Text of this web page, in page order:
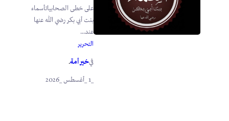
على خطى الصحابياتأسماء
بنت أبي بكر رضي الله عنها
عند...
التحرير
فيخير أمة.
_1 _أغسطس _2026